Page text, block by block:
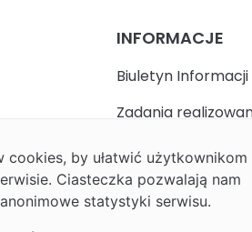
INFORMACJE
Biuletyn Informacji
Zadania
Facebook
Polityka
cookies, by ułatwić użytkownikom
Ciasteczka pozwalają nam
statystyki serwisu.